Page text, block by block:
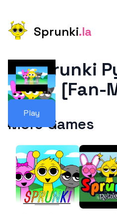
Sprunki.la
Play
Sprunki
[Fan-
More Games